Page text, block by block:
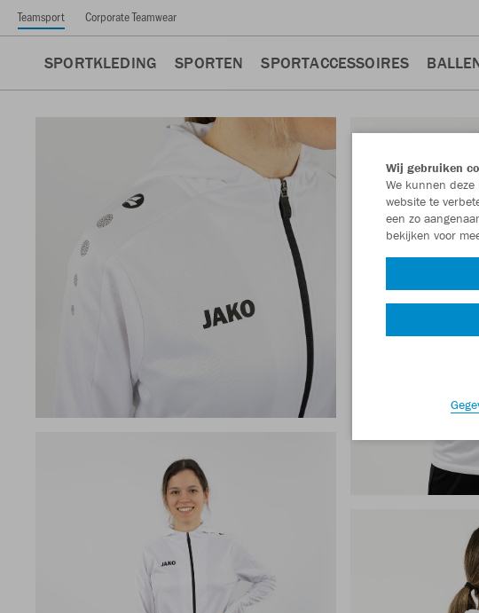
Teamsport Corporate Teamwear
SPORTKLEDING SPORTEN SPORTACCESSOIRES
Wij gebruiken
We kunnen deze
website te
een zo
bekijken voor